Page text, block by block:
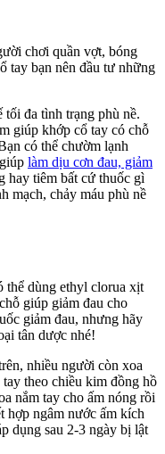
chơi quần vợt, bóng
tay bạn nên đầu tư những
tối đa tình trạng phù nề.
giúp khớp cổ tay có chỗ
có thể chườm lạnh
làm dịu cơn đau, giảm
hay tiêm bất cứ thuốc gì
mạch, chảy máu phù nề
thể dùng ethyl clorua xịt
giúp giảm đau cho
giảm đau, nhưng hãy
tân dược nhé!
nhiều người còn xoa
theo chiều kim đồng hồ
nắm tay cho ấm nóng rồi
hợp ngâm nước ấm kích
dụng sau 2-3 ngày bị lật